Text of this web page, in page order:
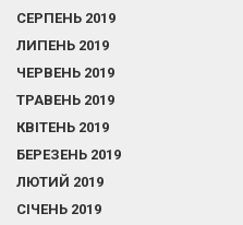
СЕРПЕНЬ 2019
ЛИПЕНЬ 2019
ЧЕРВЕНЬ 2019
ТРАВЕНЬ 2019
КВІТЕНЬ 2019
БЕРЕЗЕНЬ 2019
ЛЮТИЙ 2019
СІЧЕНЬ 2019